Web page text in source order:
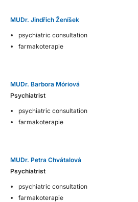
MUDr. Jindřich Ženíšek
psychiatric consultation
farmakoterapie
MUDr. Barbora Móriová
Psychiatrist
psychiatric consultation
farmakoterapie
MUDr. Petra Chvátalová
Psychiatrist
psychiatric consultation
farmakoterapie